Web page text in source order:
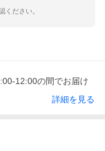
ください。
12:00の間でお届け
詳細を見る